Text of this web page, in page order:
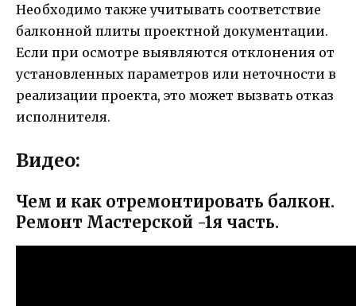
Необходимо также учитывать соответствие
балконной плиты проектной документации.
Если при осмотре выявляются отклонения от
установленных параметров или неточности в
реализации проекта, это может вызвать отказ
исполнителя.
Видео:
Чем и как отремонтировать балкон.
Ремонт Мастерской -1я часть.